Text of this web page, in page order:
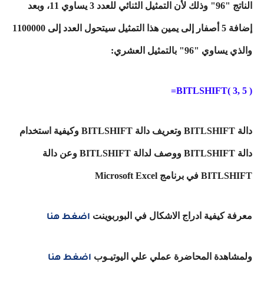
الناتج "96" وذلك لأن التمثيل الثنائي للعدد 3 يساوي 11، وبعد
إضافة 5 أصفار إلى يمين هذا التمثيل سيتحول العدد إلى 1100000
والذي يساوي "96" بالتمثيل العشري:
BITLSHIFT( 3, 5 )=
دالة BITLSHIFT وتعريف دالة BITLSHIFT وكيفية استخدام
دالة BITLSHIFT ووصف لدالة BITLSHIFT وعن دالة
BITLSHIFT في برنامج Microsoft Excel
معرفة كيفية ادراج الاشكال في البوربوينت اضغط هنا
ولمشاهدة المحاضرة عملي علي اليوتيـوب اضغط هنا